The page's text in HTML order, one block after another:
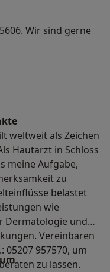
Wir sind gerne
weltweit als Zeichen
Hautarzt in Schloss
meine Aufgabe,
zu
belastet
wie
Dermatologie und
Vereinbaren
05207 957570, um
zu lassen.